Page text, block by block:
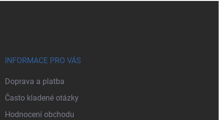
INFORMACE PRO VÁS
Doprava a platba
Často kladené otázky
Hodnocení obchodu